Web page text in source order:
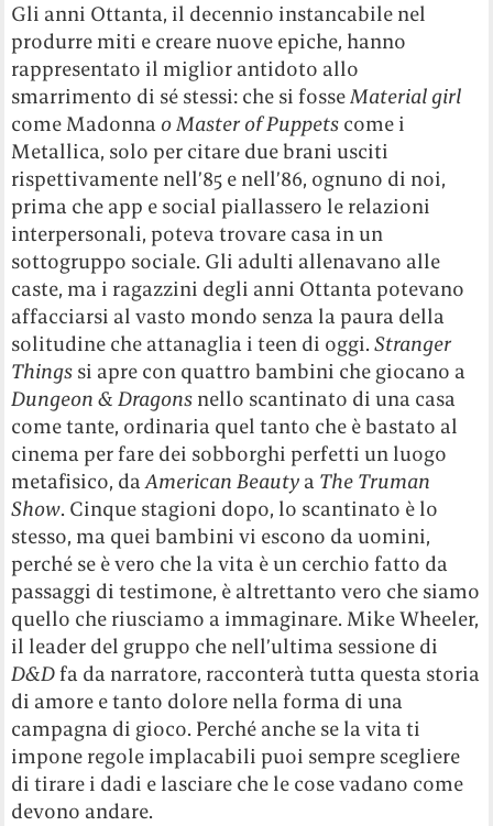
Gli anni Ottanta, il decennio instancabile nel
produrre miti e creare nuove epiche, hanno
rappresentato il miglior antidoto allo
smarrimento di sé stessi: che si fosseMaterial girl
come Madonna o Master of Puppets come i
Metallica, solo per citare due brani usciti
rispettivamente nell’85 e nell’86, ognuno di noi,
prima che app e social piallassero le relazioni
interpersonali, poteva trovare casa in un
sottogruppo sociale. Gli adulti allenavano alle
caste, ma i ragazzini degli anni Ottanta potevano
affacciarsi al vasto mondo senza la paura della
solitudine che attanaglia i teen di oggi.Stranger
Things si apre con quattro bambini che giocano a
Dungeon & Dragons nello scantinato di una casa
come tante, ordinaria quel tanto che è bastato al
cinema per fare dei sobborghi perfetti un luogo
metafisico, daAmerican Beauty a The Truman
Show. Cinque stagioni dopo, lo scantinato è lo
stesso, ma quei bambini vi escono da uomini,
perché se è vero che la vita è un cerchio fatto da
passaggi di testimone, è altrettanto vero che siamo
quello che riusciamo a immaginare. Mike Wheeler,
il leader del gruppo che nell’ultima sessione di
D&Dfa da narratore, racconterà tutta questa storia
di amore e tanto dolore nella forma di una
campagna di gioco. Perché anche se la vita ti
impone regole implacabili puoi sempre scegliere
di tirare i dadi e lasciare che le cose vadano come
devono andare.